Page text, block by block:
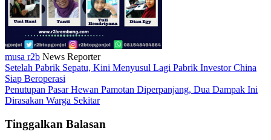
musa r2b News Reporter
Setelah Pabrik Sepatu, Kini Menyusul Lagi Pabrik Investor China
Siap Beroperasi
Penutupan Pasar Hewan Pamotan Diperpanjang, Dua Dampak Ini
Dirasakan Warga Sekitar
Tinggalkan Balasan